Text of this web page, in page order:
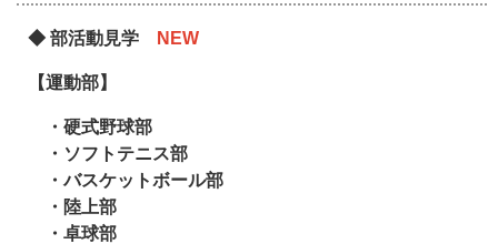
◆ 部活動見学 NEW
【運動部】
・硬式野球部
・ソフトテニス部
・バスケットボール部
・陸上部
・卓球部